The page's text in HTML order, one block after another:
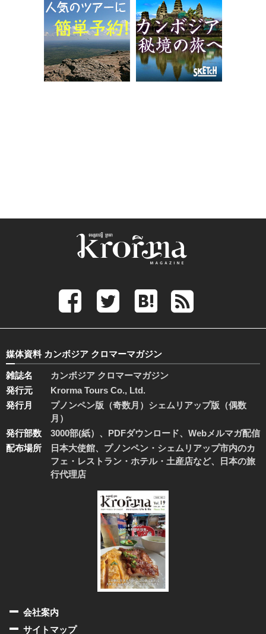
媒体資料 カンボジア クロマーマガジン
雑誌名
カンボジア クロマーマガジン
発行元
Krorma Tours Co., Ltd.
発行月
プノンペン版（奇数月）シェムリアップ版（偶数
月）
発行部数
3000部(紙）、PDFダウンロード、Webメルマガ配信
配布場所
日本大使館、プノンペン・シェムリアップ市内のカ
フェ・レストラン・ホテル・土産店など、日本の旅
行代理店
会社案内
サイトマップ